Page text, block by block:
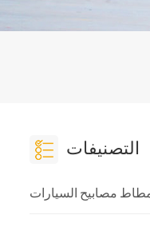
التصنيفات
مصابيح السيارات